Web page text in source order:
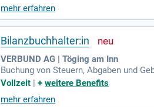
mehr erfahren
Bilanzbuchhalter:in
VERBUND AG | Töging am Inn
Buchung von Steuern, Abgaben und
Gesellschaftscontrolling; Sie wirken
Vollzeit |+weitere Benefits
mehr erfahren